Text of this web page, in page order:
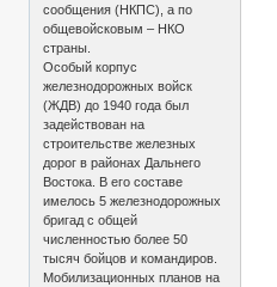
сообщения (НКПС), а по
общевойсковым – НКО
страны.
Особый корпус
железнодорожных войск
(ЖДВ) до 1940 года был
задействован на
строительстве железных
дорог в районах Дальнего
Востока. В его составе
имелось 5 железнодорожных
бригад с общей
численностью более 50
тысяч бойцов и командиров.
Мобилизационных планов на